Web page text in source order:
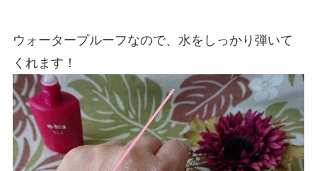
ウォータープルーフなので、水をしっかり弾いて
くれます！